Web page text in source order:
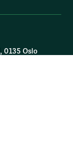
0135 Oslo